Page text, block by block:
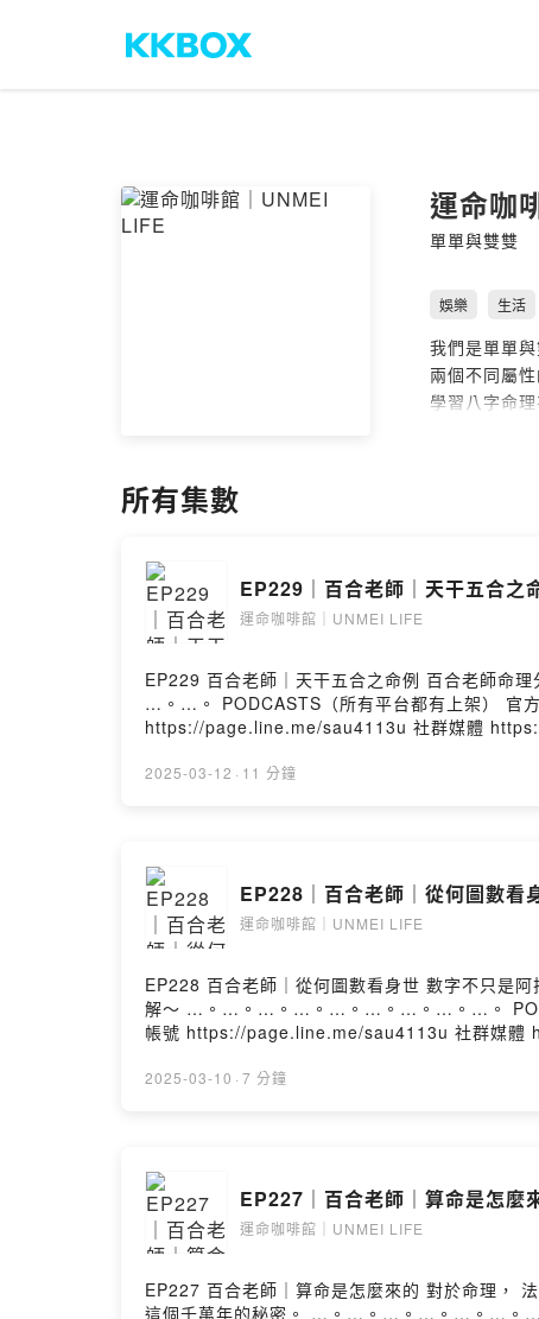
運命咖
單單與雙雙
娛樂 生活
我們是單單與
兩個不同屬性
學習八字命
不乏也有想
於是，
我們從2021
一個全新的
也期許運命
★官方網站｜
所有集數
EP229｜百合老師｜天干五合之
運命咖啡館｜UNMEI LIFE
EP229 百合老師｜天干五合之命例 百合老師命理分享： 案例一 印日財才 丁戊癸壬 巳申丑子 案例二 財日官杀 癸戊乙甲 亥子亥辰 …。…。…。…。…。…。…。
…。…。 PODCASTS（所有平台都有上架）
https://page.line.me/sau4113u 社群媒體
2025-03-12 · 11 分鐘
EP228｜百合老師｜從何圖數看
運命咖啡館｜UNMEI LIFE
EP228 百合老師｜從何圖數看身世 數字不只是阿拉伯的神奇發明， 其中東方數字也蘊藏著無上的智慧。 你知道何圖數有哪些故事與由來嗎？ 跟著百合老師一起來了
解～ …。…。…。…。…。…。…。…。…。 PODCASTS（所有平台都有上架） 官方網站 https://unmeilife.com/ 粉絲專頁 https://facebook.com/unmeilife 官方
帳號 https://page.line.me/sau4113u 社群
2025-03-10 · 7 分鐘
EP227｜百合老師｜算命是怎麼
運命咖啡館｜UNMEI LIFE
EP227 百合老師｜算命是怎麼來的 對於命理， 法門眾多， 但不外乎都是由自然法則演變而來， 易經更是萬法始祖。 百合老師帶領大家， 一同進入易經世界， 探索
這個千萬年的秘密。 …。…。…。…。…。…。…。…。…。 PODCASTS（所有平台都有上架） 官方網站 https://unmeilife.com/ 粉絲專頁